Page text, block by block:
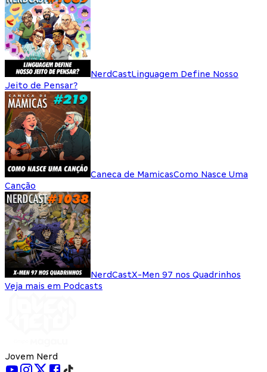
NerdCastLinguagem Define Nosso
Jeito de Pensar?
Caneca de MamicasComo Nasce Uma
Canção
NerdCastX-Men 97 nos Quadrinhos
Veja mais em Podcasts
Jovem Nerd